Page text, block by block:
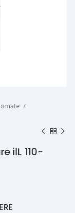
ilL 110-